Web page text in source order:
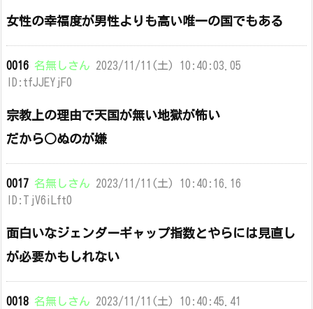
女性の幸福度が男性よりも高い唯一の国でもある
0016 名無しさん 2023/11/11(土) 10:40:03.05
ID:tfJJEYjF0
宗教上の理由で天国が無い地獄が怖い
だから○ぬのが嫌
0017 名無しさん 2023/11/11(土) 10:40:16.16
ID:TjV6iLft0
面白いなジェンダーギャップ指数とやらには見直し
が必要かもしれない
0018 名無しさん 2023/11/11(土) 10:40:45.41